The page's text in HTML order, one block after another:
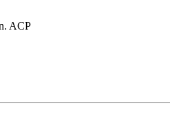
ACP